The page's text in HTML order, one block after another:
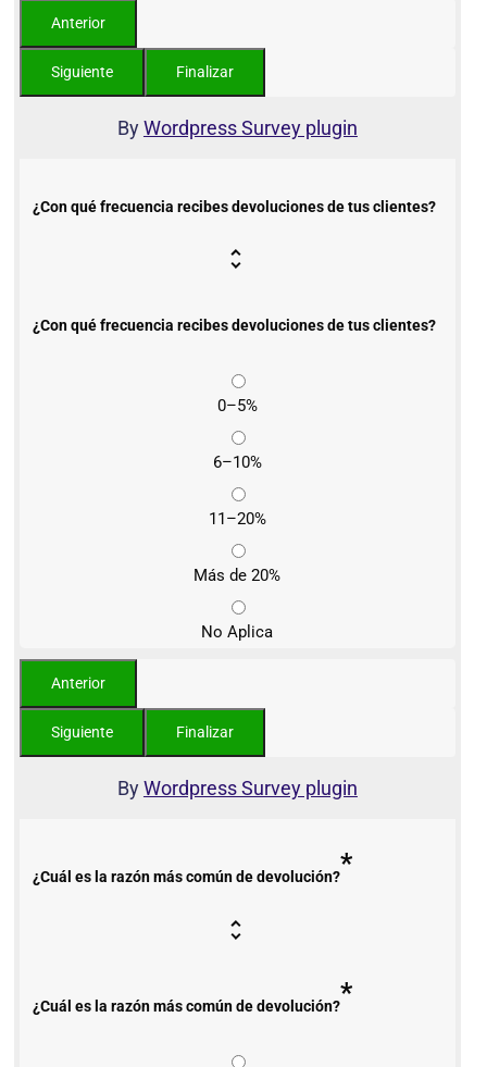
ByWordpress Survey plugin
¿Con qué frecuencia recibes devoluciones de tus clientes?
¿Con qué frecuencia recibes devoluciones de tus clientes?
0–5%
6–10%
11–20%
Más de 20%
No Aplica
ByWordpress Survey plugin
¿Cuál es la razón más común de devolución?*
¿Cuál es la razón más común de devolución?*